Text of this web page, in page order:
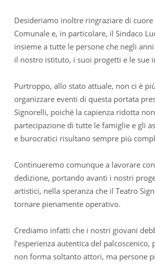
Desideriamo inoltre ringraziare di cuore
Comunale e, in particolare, il Sindaco
insieme a tutte le persone che negli
il nostro istituto, i suoi progetti e le sue
Purtroppo, allo stato attuale, non ci è
organizzare eventi di questa portata
Signorelli, poiché la capienza ridotta
partecipazione di tutte le famiglie e gli
e burocratici risultano sempre più
Continueremo comunque a lavorare
dedizione, portando avanti i nostri
artistici, nella speranza che il Teatro
tornare pienamente operativo.
Crediamo infatti che i nostri giovani
l’esperienza autentica del palcoscenico,
non forma soltanto attori, ma persone